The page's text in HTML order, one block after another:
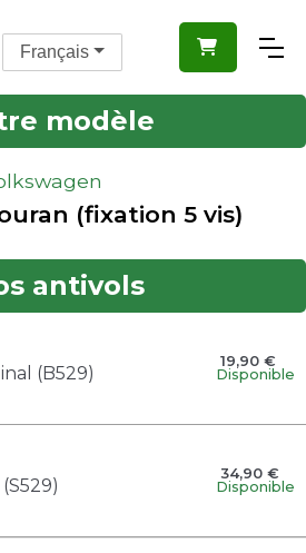

modèle
(fixation 5 vis)
antivols
(B529)
19,90 €
Disponible
34,90 €
Disponible
Français